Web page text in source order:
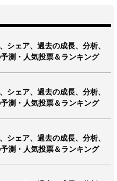
シェア、過去の成長、分析、
測・人気投票＆ランキング
シェア、過去の成長、分析、
測・人気投票＆ランキング
シェア、過去の成長、分析、
測・人気投票＆ランキング